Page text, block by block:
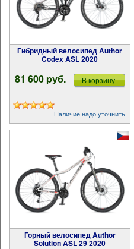
Гибридный велосипед Author
Codex ASL 2020
81 600 pуб. В корзину
Наличие надо уточнить
Горный велосипед Author
Solution ASL 29 2020